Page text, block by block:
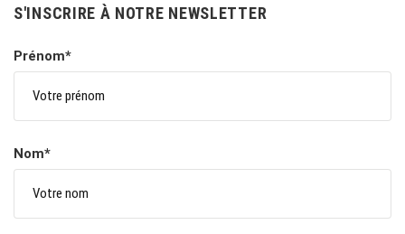
S'INSCRIRE À NOTRE NEWSLETTER
Prénom*
Nom*